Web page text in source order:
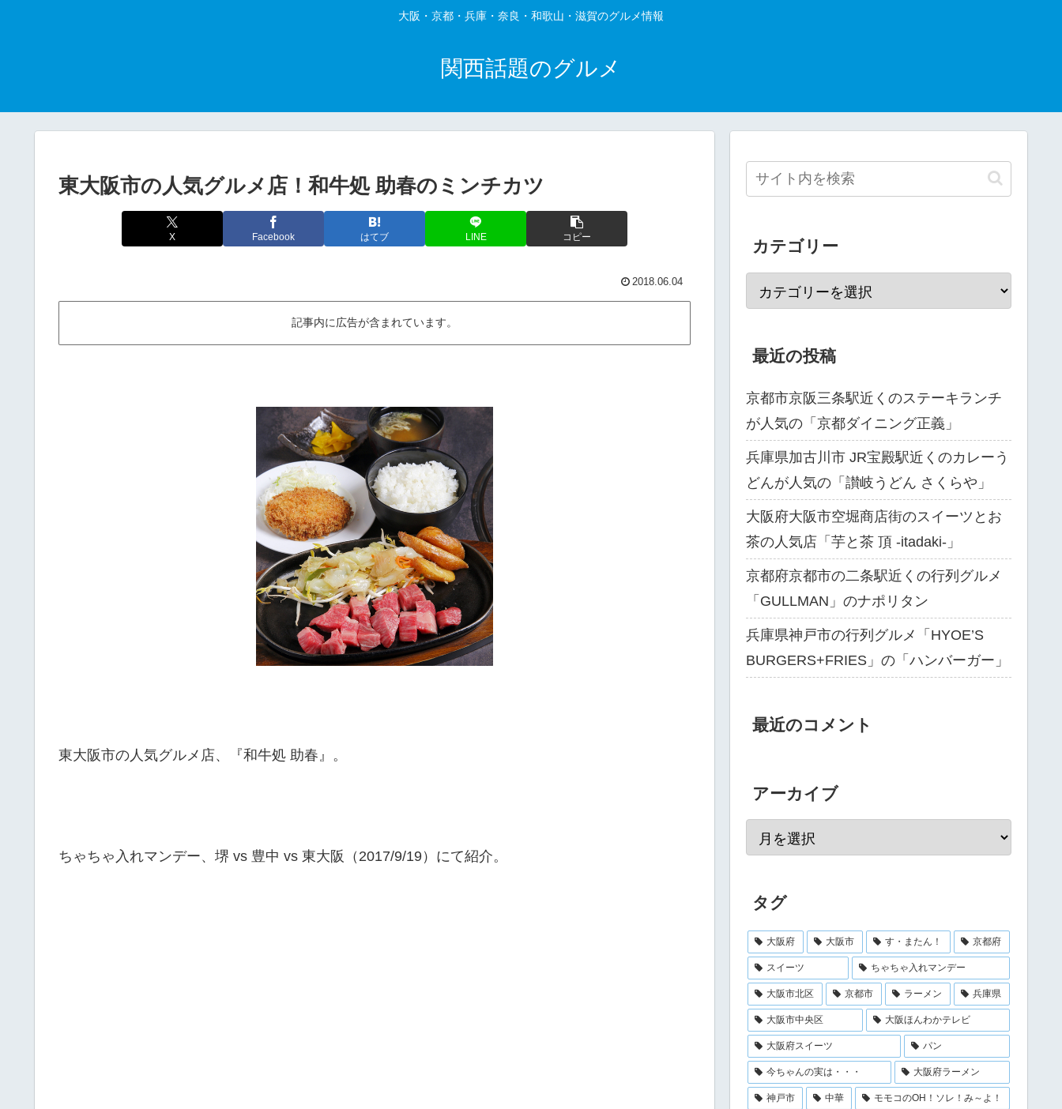
大阪・京都・兵庫・奈良・和歌山・滋賀のグルメ情報
関西話題のグルメ
東大阪市の人気グルメ店！和牛処 助春のミンチカツ
X Facebook はてブ LINE コピー
2018.06.04
記事内に広告が含まれています。
東大阪市の人気グルメ店、『和牛処 助春』。
ちゃちゃ入れマンデー、堺 vs 豊中 vs 東大阪（2017/9/19）にて紹介。
カテゴリー
最近の投稿
京都市京阪三条駅近くのステーキランチ
が人気の「京都ダイニング正義」
兵庫県加古川市 JR宝殿駅近くのカレーう
どんが人気の「讃岐うどん さくらや」
大阪府大阪市空堀商店街のスイーツとお
茶の人気店「芋と茶 頂 -itadaki-」
京都府京都市の二条駅近くの行列グルメ
「GULLMAN」のナポリタン
兵庫県神戸市の行列グルメ「HYOE’S
BURGERS+FRIES」の「ハンバーガー」
最近のコメント
アーカイブ
タグ
大阪府 大阪市 す・またん！ 京都府
スイーツ ちゃちゃ入れマンデー
大阪市北区 京都市 ラーメン 兵庫県
大阪市中央区 大阪ほんわかテレビ
大阪府スイーツ パン
今ちゃんの実は・・・ 大阪府ラーメン
神戸市 中華 モモコのOH！ソレ！み～よ！